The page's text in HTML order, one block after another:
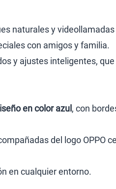
naturales y
con amigos y familia.
y ajustes inteligentes,
en color azul , con
del logo OPPO
en cualquier entorno.